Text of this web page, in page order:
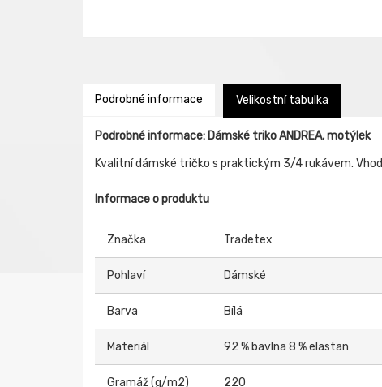
Podrobné informace Velikostní tabulka
Podrobné informace: Dámské triko ANDREA, motýlek
Kvalitní dámské tričko s praktickým 3/4 rukávem.
Informace o produktu
Značka Tradetex
Pohlaví Dámské
Barva Bílá
Materiál 92 % bavlna 8 % elastan
Gramáž (g/m2) 220